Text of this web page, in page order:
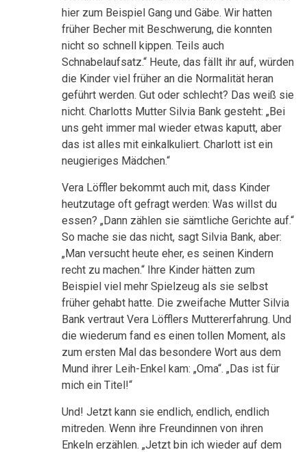
hier zum Beispiel Gang und Gäbe. Wir hatten
früher Becher mit Beschwerung, die konnten
nicht so schnell kippen. Teils auch
Schnabelaufsatz.“ Heute, das fällt ihr auf, würden
die Kinder viel früher an die Normalität heran
geführt werden. Gut oder schlecht? Das weiß sie
nicht. Charlotts Mutter Silvia Bank gesteht: „Bei
uns geht immer mal wieder etwas kaputt, aber
das ist alles mit einkalkuliert. Charlott ist ein
neugieriges Mädchen.“
Vera Löffler bekommt auch mit, dass Kinder
heutzutage oft gefragt werden: Was willst du
essen? „Dann zählen sie sämtliche Gerichte auf.“
So mache sie das nicht, sagt Silvia Bank, aber:
„Man versucht heute eher, es seinen Kindern
recht zu machen.“ Ihre Kinder hätten zum
Beispiel viel mehr Spielzeug als sie selbst
früher gehabt hatte. Die zweifache Mutter Silvia
Bank vertraut Vera Löfflers Muttererfahrung. Und
die wiederum fand es einen tollen Moment, als
zum ersten Mal das besondere Wort aus dem
Mund ihrer Leih-Enkel kam: „Oma“. „Das ist für
mich ein Titel!“
Und! Jetzt kann sie endlich, endlich, endlich
mitreden. Wenn ihre Freundinnen von ihren
Enkeln erzählen. „Jetzt bin ich wieder auf dem